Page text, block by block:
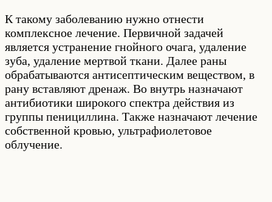
К такому заболеванию нужно отнести
комплексное лечение. Первичной задачей
является устранение гнойного очага, удаление
зуба, удаление мертвой ткани. Далее раны
обрабатываются антисептическим веществом, в
рану вставляют дренаж. Во внутрь назначают
антибиотики широкого спектра действия из
группы пенициллина. Также назначают лечение
собственной кровью, ультрафиолетовое
облучение.